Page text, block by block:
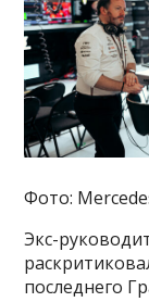
Фото:
Экс-
последнего